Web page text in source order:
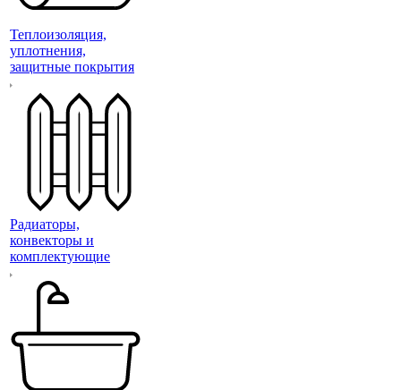
Теплоизоляция,
уплотнения,
защитные покрытия
Радиаторы,
конвекторы и
комплектующие